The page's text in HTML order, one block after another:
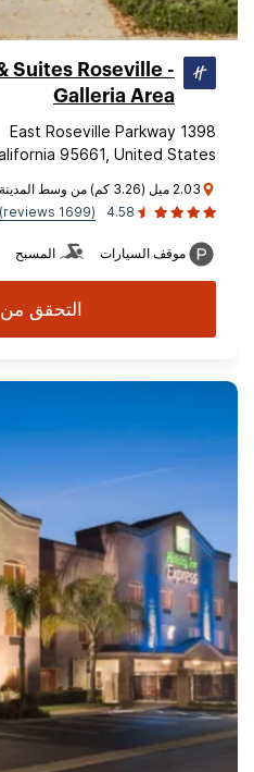
Suites Roseville -
Galleria Area
1398 East Roseville Parkway
95661, United States
2.03 ميل (3.26 كم) من وسط المدينة Roseville
4.58
(1699 reviews)
موقف السيارات المسبح
التحقق من